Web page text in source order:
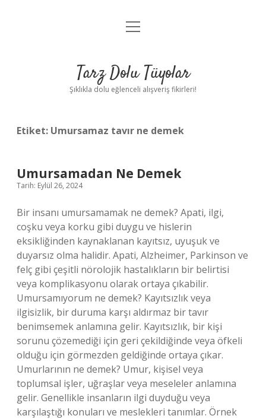
Anasayfa
Yasal Uyarı
menüyü
Tarz Dolu Tüyolar
Şıklıkla dolu eğlenceli alışveriş fikirleri!
Etiket: Umursamaz tavır ne demek
Umursamadan Ne Demek
Tarih: Eylül 26, 2024
Bir insanı umursamamak ne demek? Apati, ilgi,
coşku veya korku gibi duygu ve hislerin
eksikliğinden kaynaklanan kayıtsız, uyuşuk ve
duyarsız olma halidir. Apati, Alzheimer, Parkinson ve
felç gibi çeşitli nörolojik hastalıkların bir belirtisi
veya komplikasyonu olarak ortaya çıkabilir.
Umursamıyorum ne demek? Kayıtsızlık veya
ilgisizlik, bir duruma karşı aldırmaz bir tavır
benimsemek anlamına gelir. Kayıtsızlık, bir kişi
sorunu çözemediği için geri çekildiğinde veya öfkeli
olduğu için görmezden geldiğinde ortaya çıkar.
Umurlarının ne demek? Umur, kişisel veya
toplumsal işler, uğraşlar veya meseleler anlamına
gelir. Genellikle insanların ilgi duyduğu veya
karşılaştığı konuları ve meslekleri tanımlar. Örnek